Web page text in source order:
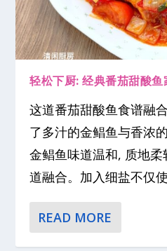
轻松下厨: 经典番茄甜酸鱼
这道番茄甜酸鱼食谱融
了多汁的金鲳鱼与香浓
金鲳鱼味道温和, 质地
道融合。加入细盐不仅
READ MORE